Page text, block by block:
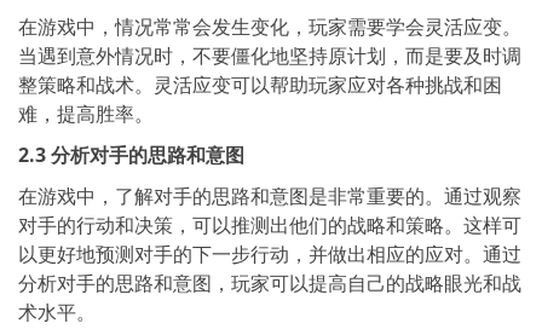
在游戏中，情况常常会发生变化，玩家需要学会灵活应变。
当遇到意外情况时，不要僵化地坚持原计划，而是要及时调
整策略和战术。灵活应变可以帮助玩家应对各种挑战和困
难，提高胜率。
2.3 分析对手的思路和意图
在游戏中，了解对手的思路和意图是非常重要的。通过观察
对手的行动和决策，可以推测出他们的战略和策略。这样可
以更好地预测对手的下一步行动，并做出相应的应对。通过
分析对手的思路和意图，玩家可以提高自己的战略眼光和战
术水平。